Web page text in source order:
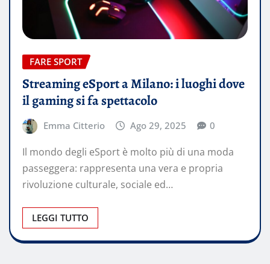
FARE SPORT
Streaming eSport a Milano: i luoghi dove
il gaming si fa spettacolo
Emma Citterio Ago 29, 2025 0
Il mondo degli eSport è molto più di una moda
passeggera: rappresenta una vera e propria
rivoluzione culturale, sociale ed…
LEGGI TUTTO